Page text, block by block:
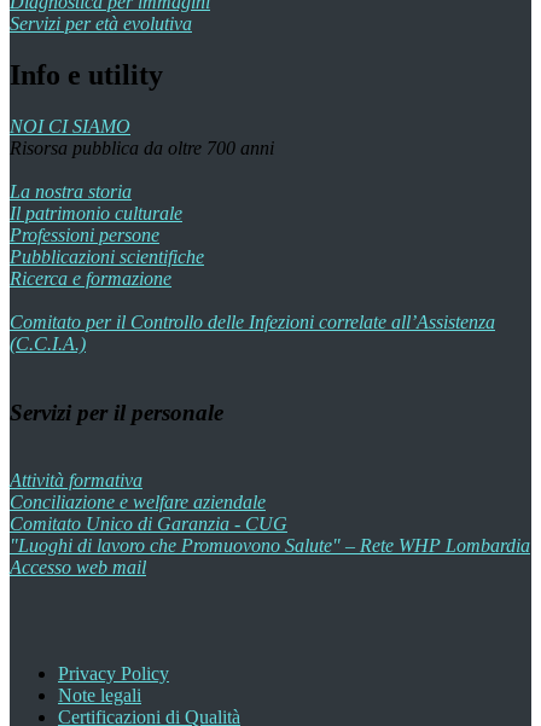
Servizi per età evolutiva
Info e utility
NOI CI SIAMO
Risorsa pubblica da oltre 700 anni
La nostra storia
Il patrimonio culturale
Professioni persone
Pubblicazioni scientifiche
Ricerca e formazione
Comitato per il Controllo delle Infezioni correlate all’Assistenza
(C.C.I.A.)
Servizi per il personale
Attività formativa
Conciliazione e welfare aziendale
Comitato Unico di Garanzia - CUG
"Luoghi di lavoro che Promuovono Salute" – Rete WHP Lombardia
Accesso web mail
Privacy Policy
Note legali
Certificazioni di Qualità